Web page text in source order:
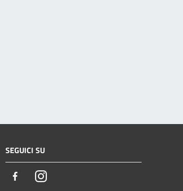
SEGUICI SU
FacebookInstagram